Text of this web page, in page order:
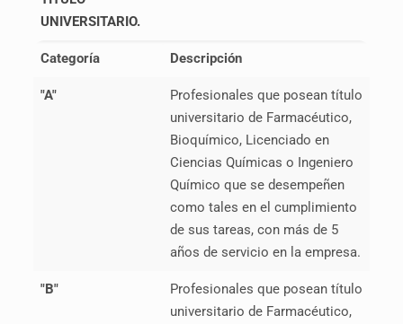
UNIVERSITARIO.
P ERSONAL CON
UNIVERSITARIO.
Categoría Descripción
"A"
Profesionales que posean título
universitario de Farmacéutico,
Bioquímico, Licenciado en
Ciencias Químicas o Ingeniero
Químico que se desempeñen
como tales en el cumplimiento
de sus tareas, con más de 5
años de servicio en la empresa.
"B"
Profesionales que posean título
universitario de Farmacéutico,